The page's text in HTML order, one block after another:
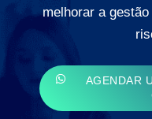
melhorar a
AGENDAR